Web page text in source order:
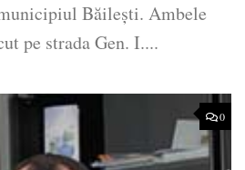
Băilești. Ambele
pe strada Gen. I....
0